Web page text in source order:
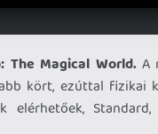
The Magical World.A
kört, ezúttal fizikai
elérhetőek,